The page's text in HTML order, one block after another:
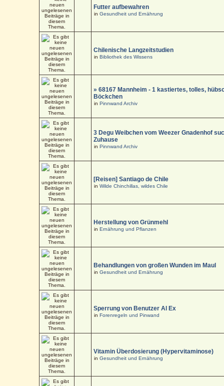
Futter aufbewahren
inGesundheit und Ernährung
Chilenische Langzeitstudien
inBibliothek des Wissens
» 68167 Mannheim - 1 kastiertes, tolles,
Böckchen
inPinnwand Archiv
3 Degu Weibchen vom Weezer Gnadenhof
Zuhause
inPinnwand Archiv
[Reisen] Santiago de Chile
inWilde Chinchillas, wildes Chile
Herstellung von Grünmehl
inErnährung und Pflanzen
Behandlungen von großen Wunden im Maul
inGesundheit und Ernährung
Sperrung von Benutzer Al Ex
inForenregeln und Pinwand
Vitamin Überdosierung (Hypervitaminose)
inGesundheit und Ernährung